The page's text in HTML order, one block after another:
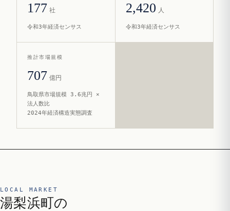
177 社
令和3年経済センサス
2,420 人
令和3年経済センサス
推計市場規模
707 億円
鳥取県市場規模 3.6兆円 ×
法人数比
2024年経済構造実態調査
LOCAL MARKET
湯梨浜町の